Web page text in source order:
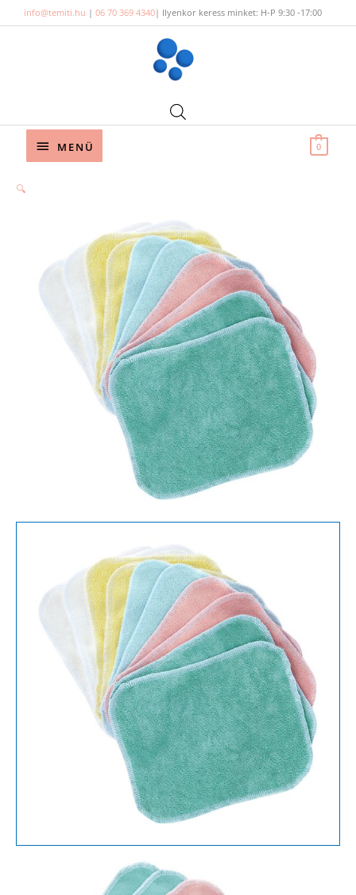
to
info@temiti.hu | 06 70 369 4340| Ilyenkor keress minket: H-P 9:30 -17:00
Below
MENÜ 0
🔍